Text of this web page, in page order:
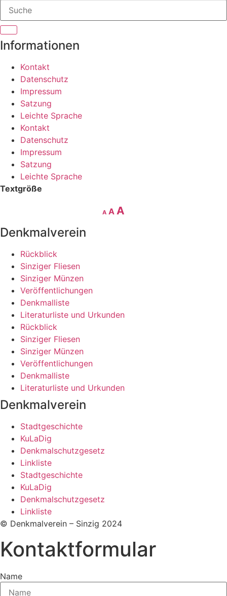
Informationen
Kontakt
Datenschutz
Impressum
Satzung
Leichte Sprache
Kontakt
Datenschutz
Impressum
Satzung
Leichte Sprache
Textgröße
A
Decrease
font
A Reset
A
Denkmalverein
Rückblick
Sinziger Fliesen
Sinziger Münzen
Veröffentlichungen
Denkmalliste
Literaturliste und Urkunden
Rückblick
Sinziger Fliesen
Sinziger Münzen
Veröffentlichungen
Denkmalliste
Literaturliste und Urkunden
Denkmalverein
Stadtgeschichte
KuLaDig
Denkmalschutzgesetz
Linkliste
Stadtgeschichte
KuLaDig
Denkmalschutzgesetz
Linkliste
© Denkmalverein – Sinzig 2024
Kontaktformular
Name